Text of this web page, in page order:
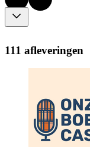
111 afleveringen